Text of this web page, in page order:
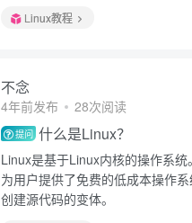
Linux教程
不念
4年前发布 28次阅读
提问 什么是Linux？
Linux是基于Linux内核的操作系
为用户提供了免费的低成本操作
创建源代码的变体。